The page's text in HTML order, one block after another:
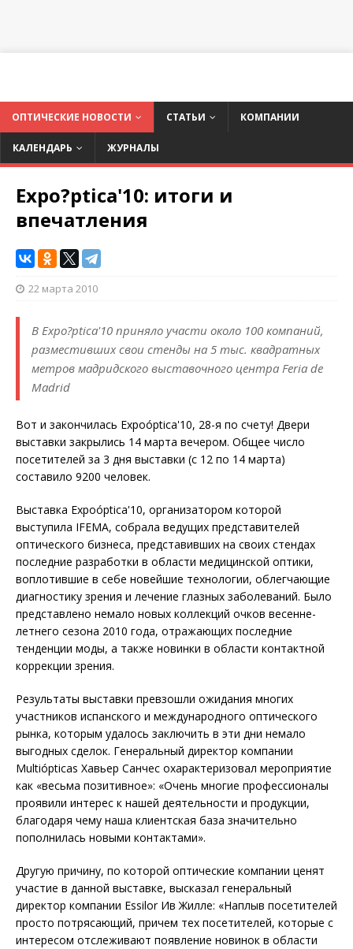
ОПТИЧЕСКИЕ НОВОСТИ СТАТЬИ КОМПАНИИ
КАЛЕНДАРЬ ЖУРНАЛЫ
Expo?ptica'10: итоги и
впечатления
22 марта 2010
В Expo?ptica'10 приняло участи около 100 компаний,
разместивших свои стенды на 5 тыс. квадратных
метров мадридского выставочного центра Feria de
Madrid
Вот и закончилась Expoóptica'10, 28-я по счету! Двери
выставки закрылись 14 марта вечером. Общее число
посетителей за 3 дня выставки (с 12 по 14 марта)
составило 9200 человек.
Выставка Expoóptica'10, организатором которой
выступила IFEMA, собрала ведущих представителей
оптического бизнеса, представивших на своих стендах
последние разработки в области медицинской оптики,
воплотившие в себе новейшие технологии, облегчающие
диагностику зрения и лечение глазных заболеваний. Было
представлено немало новых коллекций очков весенне-
летнего сезона 2010 года, отражающих последние
тенденции моды, а также новинки в области контактной
коррекции зрения.
Результаты выставки превзошли ожидания многих
участников испанского и международного оптического
рынка, которым удалось заключить в эти дни немало
выгодных сделок. Генеральный директор компании
Multiópticas Хавьер Санчес охарактеризовал мероприятие
как «весьма позитивное»: «Очень многие профессионалы
проявили интерес к нашей деятельности и продукции,
благодаря чему наша клиентская база значительно
пополнилась новыми контактами».
Другую причину, по которой оптические компании ценят
участие в данной выставке, высказал генеральный
директор компании Essilor Ив Жилле: «Наплыв посетителей
просто потрясающий, причем тех посетителей, которые с
интересом отслеживают появление новинок в области